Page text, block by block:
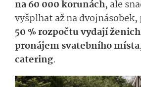
na 60 000 korunách, ale
vyšplhat až na
50 % rozpočtu vydají
pronájem svatebního
catering.